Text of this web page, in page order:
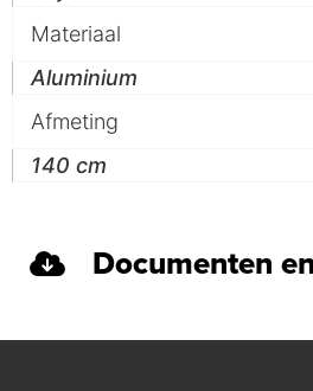
Materiaal
Aluminium
Afmeting
140 cm
Documenten